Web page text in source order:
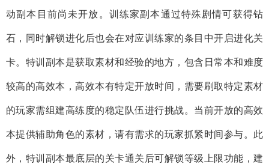
动副本目前尚未开放。训练家副本通过特殊剧情可获得钻
石，同时解锁进化后也会在对应训练家的条目中开启进化关
卡。特训副本是获取素材和经验的地方，包含日常本和难度
较高的高效本，高效本有特定开放时间，需要刷取特定素材
的玩家需组建高练度的稳定队伍进行挑战。当前开放的高效
本提供辅助角色的素材，请有需求的玩家抓紧时间参与。此
外，特训副本最底层的关卡通关后可解锁等级上限功能，建